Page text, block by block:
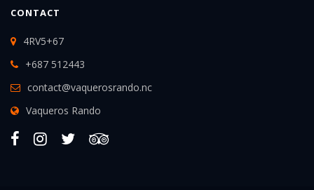
CONTACT
4RV5+67
+687 512443
contact@vaquerosrando.nc
Vaqueros Rando